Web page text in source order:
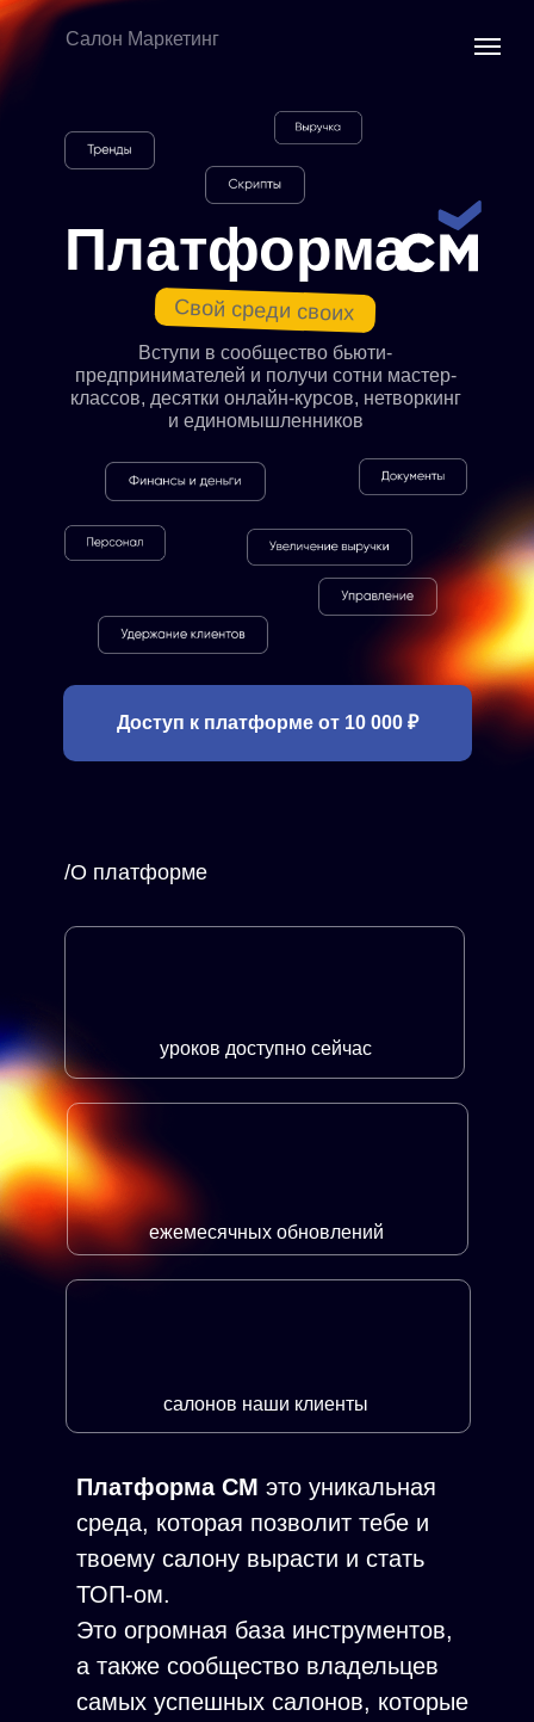
Вступи в сообщество бьюти-
предпринимателей и получи сотни мастер-
классов, десятки онлайн-курсов, нетворкинг
и единомышленников
Салон Маркетинг
Доступ к платформе от 10 000 ₽
Платформа
Свой среди своих
/О платформе
уроков доступно сейчас
Платформа СМ это уникальная
среда, которая позволит тебе и
твоему салону вырасти и стать
ТОП-ом.
Это огромная база инструментов,
а также сообщество владельцев
самых успешных салонов, которые
салонов наши клиенты
ежемесячных обновлений